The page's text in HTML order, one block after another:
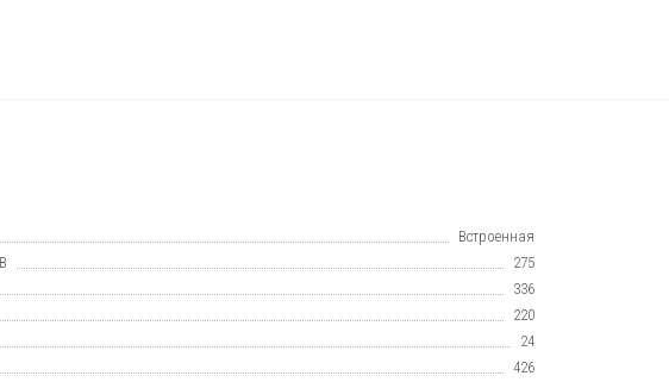
Встроенная
275
336
220
24
426